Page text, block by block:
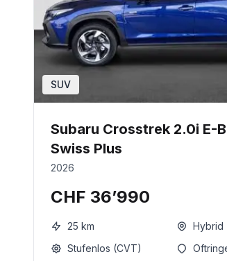
SUV
Subaru Crosstrek 2.0i E-
Swiss Plus
2026
CHF 36’990
25 km
Hybrid
Stufenlos (CVT)